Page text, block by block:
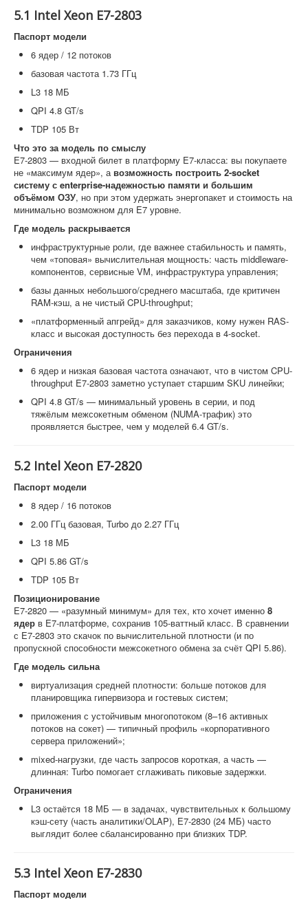
5.1 Intel Xeon E7-2803
Паспорт модели
6 ядер / 12 потоков
базовая частота 1.73 ГГц
L3 18 МБ
QPI 4.8 GT/s
TDP 105 Вт
Что это за модель по смыслу
E7-2803 — входной билет в платформу E7-класса: вы покупаете
не «максимум ядер», а возможность построить 2-socket
систему с enterprise-надежностью памяти и большим
объёмом ОЗУ, но при этом удержать энергопакет и стоимость на
минимально возможном для E7 уровне.
Где модель раскрывается
инфраструктурные роли, где важнее стабильность и память,
чем «топовая» вычислительная мощность: часть middleware-
компонентов, сервисные VM, инфраструктура управления;
базы данных небольшого/среднего масштаба, где критичен
RAM-кэш, а не чистый CPU-throughput;
«платформенный апгрейд» для заказчиков, кому нужен RAS-
класс и высокая доступность без перехода в 4-socket.
Ограничения
6 ядер и низкая базовая частота означают, что в чистом CPU-
throughput E7-2803 заметно уступает старшим SKU линейки;
QPI 4.8 GT/s — минимальный уровень в серии, и под
тяжёлым межсокетным обменом (NUMA-трафик) это
проявляется быстрее, чем у моделей 6.4 GT/s.
5.2 Intel Xeon E7-2820
Паспорт модели
8 ядер / 16 потоков
2.00 ГГц базовая, Turbo до 2.27 ГГц
L3 18 МБ
QPI 5.86 GT/s
TDP 105 Вт
Позиционирование
E7-2820 — «разумный минимум» для тех, кто хочет именно 8
ядер в E7-платформе, сохранив 105-ваттный класс. В сравнении
с E7-2803 это скачок по вычислительной плотности (и по
пропускной способности межсокетного обмена за счёт QPI 5.86).
Где модель сильна
виртуализация средней плотности: больше потоков для
планировщика гипервизора и гостевых систем;
приложения с устойчивым многопотоком (8–16 активных
потоков на сокет) — типичный профиль «корпоративного
сервера приложений»;
mixed-нагрузки, где часть запросов короткая, а часть —
длинная: Turbo помогает сглаживать пиковые задержки.
Ограничения
L3 остаётся 18 МБ — в задачах, чувствительных к большому
кэш-сету (часть аналитики/OLAP), E7-2830 (24 МБ) часто
выглядит более сбалансированно при близких TDP.
5.3 Intel Xeon E7-2830
Паспорт модели